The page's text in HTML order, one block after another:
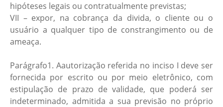
hipóteses legais ou contratualmente previstas;
VII – expor, na cobrança da divida, o cliente ou o
usuário a qualquer tipo de constrangimento ou de
ameaça.
Parágrafo1. Aautorização referida no inciso I deve ser
fornecida por escrito ou por meio eletrônico, com
estipulação de prazo de validade, que poderá ser
indeterminado, admitida a sua previsão no próprio